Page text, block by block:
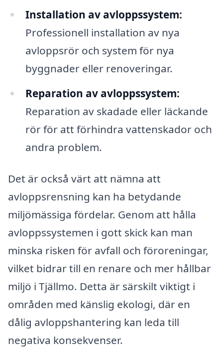
Installation av avloppssystem:
Professionell installation av nya
avloppsrör och system för nya
byggnader eller renoveringar.
Reparation av avloppssystem:
Reparation av skadade eller läckande
rör för att förhindra vattenskador och
andra problem.
Det är också värt att nämna att
avloppsrensning kan ha betydande
miljömässiga fördelar. Genom att hålla
avloppssystemen i gott skick kan man
minska risken för avfall och föroreningar,
vilket bidrar till en renare och mer hållbar
miljö i Tjällmo. Detta är särskilt viktigt i
områden med känslig ekologi, där en
dålig avloppshantering kan leda till
negativa konsekvenser.